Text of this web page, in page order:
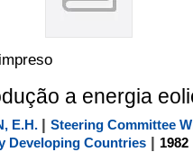
a energia
E.H. |Steering Committee
Developing Countries | 1982